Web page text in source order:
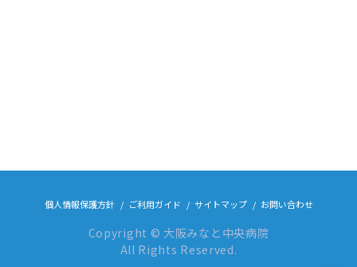
個人情報保護方針 ご利用ガイド サイトマップ お問い合わせ
Copyright © 大阪みなと中央病院
All Rights Reserved.